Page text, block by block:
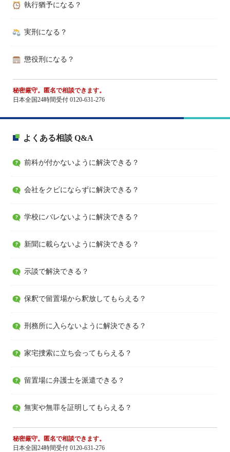
執行猶予になる？
実刑になる？
懲役刑になる？
秘密厳守。匿名で相談できます。
日本全国24時間受付 0120-631-276
よくある相談 Q&A
前科が付かないように解決できる？
会社をクビにならずに解決できる？
学校にバレないように解決できる？
新聞に載らないように解決できる？
示談で解決できる？
保釈で留置場から釈放してもらえる？
刑務所に入らないように解決できる？
家宅捜索に立ち会ってもらえる？
留置場に弁護士を派遣できる？
無実や無罪を証明してもらえる？
秘密厳守。匿名で相談できます。
日本全国24時間受付 0120-631-276